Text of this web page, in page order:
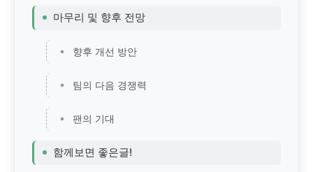
마무리 및 향후 전망
향후 개선 방안
팀의 다음 경쟁력
팬의 기대
함께보면 좋은글!